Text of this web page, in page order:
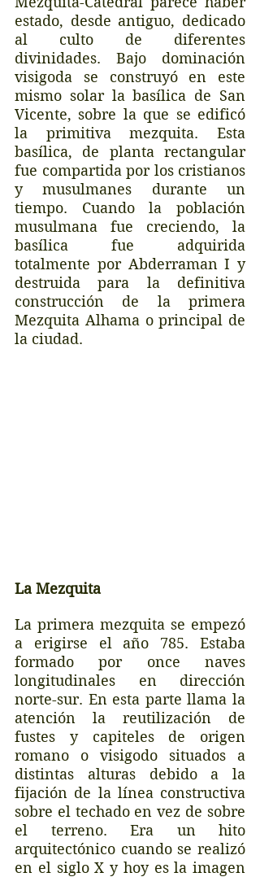
estado, desde antiguo, dedicado
al culto de diferentes
divinidades. Bajo dominación
visigoda se construyó en este
mismo solar la basílica de San
Vicente, sobre la que se edificó
la primitiva mezquita. Esta
basílica, de planta rectangular
fue compartida por los cristianos
y musulmanes durante un
tiempo. Cuando la población
musulmana fue creciendo, la
basílica fue adquirida
totalmente por Abderraman I y
destruida para la definitiva
construcción de la primera
Mezquita Alhama o principal de
la ciudad.
La Mezquita
La primera mezquita se empezó
a erigirse el año 785. Estaba
formado por once naves
longitudinales en dirección
norte-sur. En esta parte llama la
atención la reutilización de
fustes y capiteles de origen
romano o visigodo situados a
distintas alturas debido a la
fijación de la línea constructiva
sobre el techado en vez de sobre
el terreno. Era un hito
arquitectónico cuando se realizó
en el siglo X y hoy es la imagen